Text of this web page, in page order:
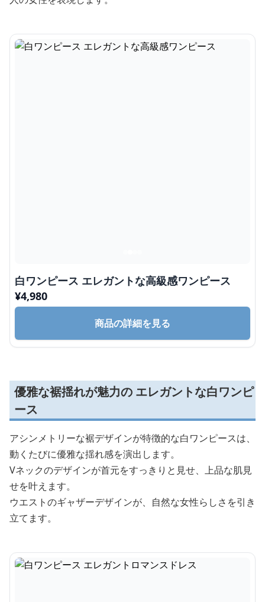
白ワンピース エレガントな高級感ワンピース
¥4,980
商品の詳細を見る
優雅な裾揺れが魅力の エレガントな白ワンピ
ース
アシンメトリーな裾デザインが特徴的な白ワンピースは、
動くたびに優雅な揺れ感を演出します。
Vネックのデザインが首元をすっきりと見せ、上品な肌見
せを叶えます。
ウエストのギャザーデザインが、自然な女性らしさを引き
立てます。